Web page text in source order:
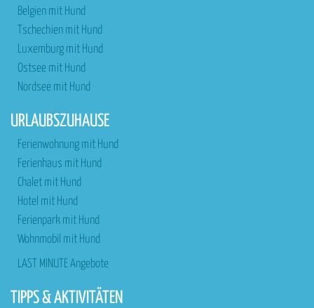
Belgien mit Hund
Tschechien mit Hund
Luxemburg mit Hund
Ostsee mit Hund
Nordsee mit Hund
URLAUBSZUHAUSE
Ferienwohnung mit Hund
Ferienhaus mit Hund
Chalet mit Hund
Hotel mit Hund
Ferienpark mit Hund
Wohnmobil mit Hund
LAST MINUTE Angebote
TIPPS & AKTIVITÄTEN